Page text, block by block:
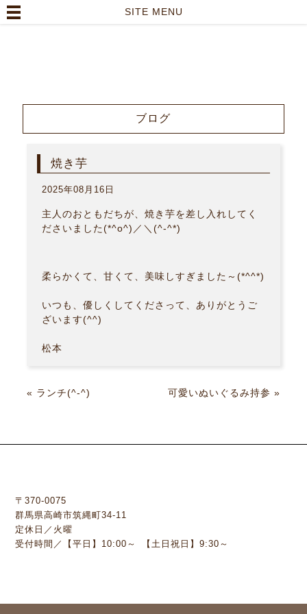
SITE MENU
ブログ
焼き芋
2025年08月16日
主人のおともだちが、焼き芋を差し入れしてく
ださいました(*^o^)／＼(^-^*)
柔らかくて、甘くて、美味しすぎました～(*^^*)
いつも、優しくしてくださって、ありがとうご
ざいます(^^)
松本
« ランチ(^-^) 可愛いぬいぐるみ持参 »
〒370-0075
群馬県高崎市筑縄町34-11
定休日／火曜
受付時間／【平日】10:00～ 【土日祝日】9:30～